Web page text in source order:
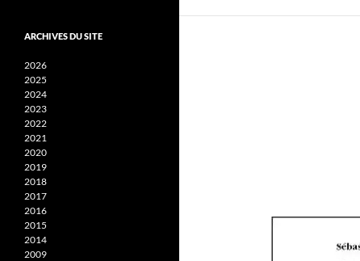
ARCHIVES DU SITE
2026
2025
2024
2023
2022
2021
2020
2019
2018
2017
2016
2015
2014
2009